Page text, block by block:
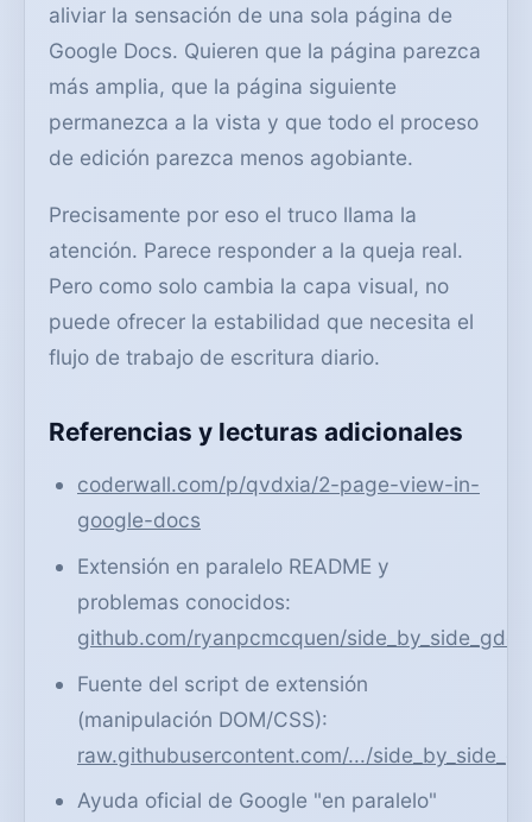
aliviar la sensación de una sola página de
Google Docs. Quieren que la página parezca
más amplia, que la página siguiente
permanezca a la vista y que todo el proceso
de edición parezca menos agobiante.
Precisamente por eso el truco llama la
atención. Parece responder a la queja real.
Pero como solo cambia la capa visual, no
puede ofrecer la estabilidad que necesita el
flujo de trabajo de escritura diario.
Referencias y lecturas adicionales
coderwall.com/p/qvdxia/2-page-view-in-
google-docs
Extensión en paralelo README y
problemas conocidos:
github.com/ryanpcmcquen/
Fuente del script de extensión
(manipulación DOM/CSS):
raw.githubusercontent.com/.../
Ayuda oficial de Google "en paralelo"